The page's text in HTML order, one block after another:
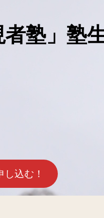
塾」塾
込む！